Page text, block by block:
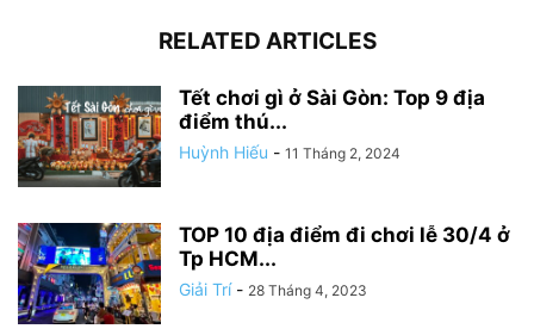
RELATED ARTICLES
Tết chơi gì ở Sài Gòn: Top 9 địa
điểm thú...
Huỳnh Hiếu - 11 Tháng 2, 2024
TOP 10 địa điểm đi chơi lễ 30/4 ở
Tp HCM...
Giải Trí - 28 Tháng 4, 2023